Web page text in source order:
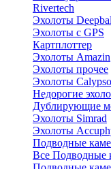
Rivertech
Эхолоты
Эхолоты с GPS
Картплоттер
Эхолоты Amazin
Эхолоты прочее
Эхолоты Calypso
Недорогие
Дублирующие
Эхолоты Simrad
Эхолоты
Подводные
Все Подводные